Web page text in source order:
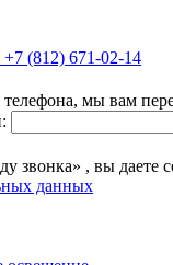
+7 (812) 671-02-14
телефона, мы вам
звонка» , вы даете
данных